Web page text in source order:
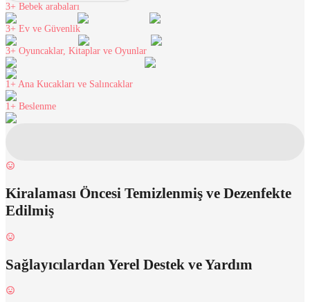
3+ Bebek arabaları
3+ Ev ve Güvenlik
3+ Oyuncaklar, Kitaplar ve Oyunlar
1+ Ana Kucakları ve Salıncaklar
1+ Beslenme
Kiralaması Öncesi Temizlenmiş ve Dezenfekte
Edilmiş
Sağlayıcılardan Yerel Destek ve Yardım